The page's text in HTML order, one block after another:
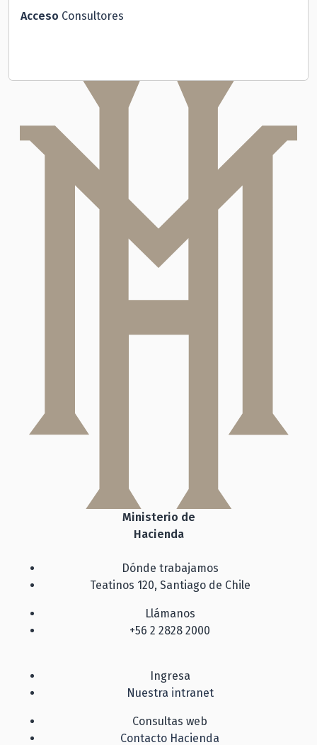
Acceso Consultores
Ministerio de
Hacienda
Dónde trabajamos
Teatinos 120, Santiago de Chile
Llámanos
+56 2 2828 2000
Ingresa
Nuestra intranet
Consultas web
Contacto Hacienda